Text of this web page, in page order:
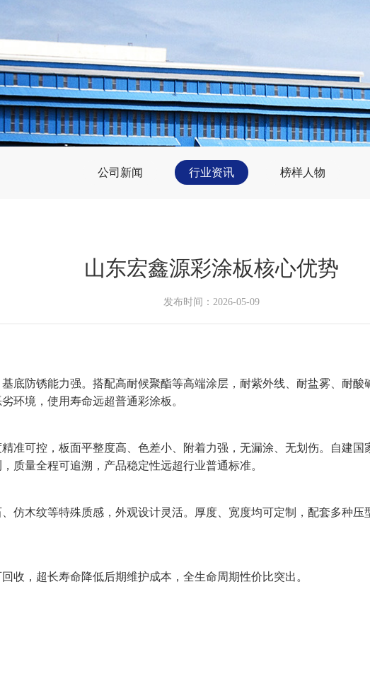
公司新闻 行业资讯 榜样人物
山东宏鑫源彩涂板核心优势
发布时间：2026-05-09
底防锈能力强。搭配高耐候聚酯等高端涂层，耐紫外线、耐盐雾、耐酸
环境，使用寿命远超普通彩涂板。
准可控，板面平整度高、色差小、附着力强，无漏涂、无划伤。自建
质量全程可追溯，产品稳定性远超行业普通标准。
仿木纹等特殊质感，外观设计灵活。厚度、宽度均可定制，配套多种压
收，超长寿命降低后期维护成本，全生命周期性价比突出。